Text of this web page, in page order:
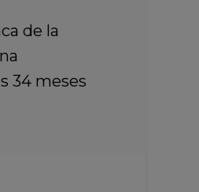
de la
34 meses